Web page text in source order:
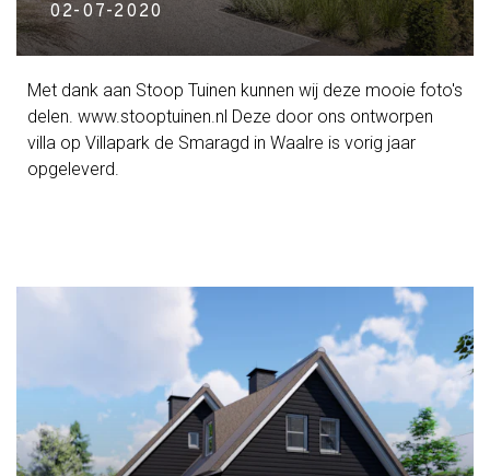
02-07-2020
Met dank aan Stoop Tuinen kunnen wij deze mooie foto's
delen. www.stooptuinen.nl Deze door ons ontworpen
villa op Villapark de Smaragd in Waalre is vorig jaar
opgeleverd.